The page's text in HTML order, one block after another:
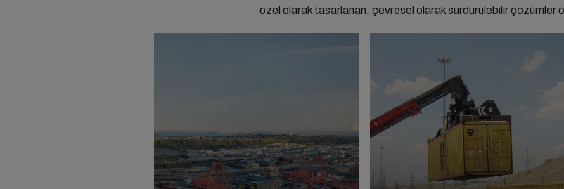
özel olarak tasarlanan, çevresel olarak sürdürülebilir çözümler